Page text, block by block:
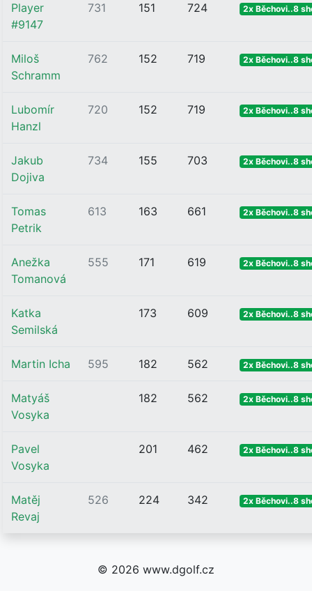
Player
#9147
731 151 724 2x Běchovi..8
Miloš
Schramm
762 152 719 2x Běchovi..8
Lubomír
Hanzl
720 152 719 2x Běchovi..8
Jakub
Dojiva
734 155 703 2x Běchovi..8
Tomas
Petrik
613 163 661 2x Běchovi..8
Anežka
Tomanová
555 171 619 2x Běchovi..8
Katka
Semilská
173 609 2x Běchovi..8
Martin Icha 595 182 562 2x Běchovi..8
Matyáš
Vosyka
182 562 2x Běchovi..8
Pavel
Vosyka
201 462 2x Běchovi..8
Matěj
Revaj
526 224 342 2x Běchovi..8
© 2026 www.dgolf.cz